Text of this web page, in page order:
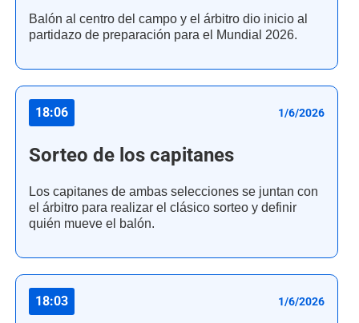
Balón al centro del campo y el árbitro dio inicio al
partidazo de preparación para el Mundial 2026.
18:06 1/6/2026
Sorteo de los capitanes
Los capitanes de ambas selecciones se juntan con
el árbitro para realizar el clásico sorteo y definir
quién mueve el balón.
18:03 1/6/2026